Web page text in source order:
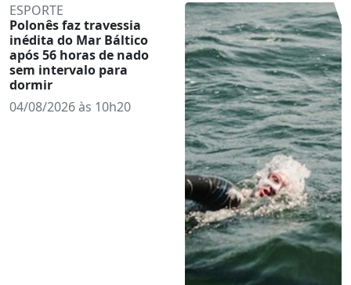
ESPORTE
Polonês faz travessia
inédita do Mar Báltico
após 56 horas de nado
sem intervalo para
dormir
04/08/2026 às 10h20